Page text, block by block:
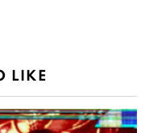
LIKE